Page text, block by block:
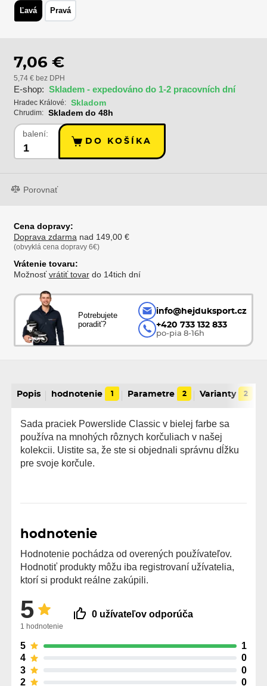
Ľavá Pravá
7,06 €
5,74 € bez DPH
E-shop: Skladem - expedováno do 1-2 pracovních dní
Hradec Králové: Skladom
Chrudim: Skladem do 48h
balení:
DO KOŠÍKA
Porovnať
Cena dopravy:
Doprava zdarma nad 149,00 €
(obvyklá cena dopravy 6€)
Vrátenie tovaru:
Možnosťvrátiť tovardo 14tich dní
Potrebujete
poradiť?
info@hejduksport.cz
+420 733 132 833
po-pia 8-16h
Popis hodnotenie 1 Parametre 2 Varianty 2
Sada praciek Powerslide Classic v bielej farbe sa
používa na mnohých rôznych korčuliach v našej
kolekcii. Uistite sa, že ste si objednali správnu dĺžku
pre svoje korčule.
hodnotenie
Hodnotenie pochádza od overených používateľov.
Hodnotiť produkty môžu iba registrovaní užívatelia,
ktorí si produkt reálne zakúpili.
5
1 hodnotenie
0 užívateľov odporúča
5
1
4
0
3
0
2
0